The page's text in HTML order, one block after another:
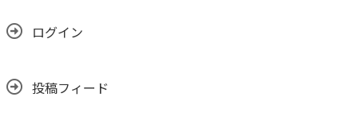
ログイン
投稿フィード